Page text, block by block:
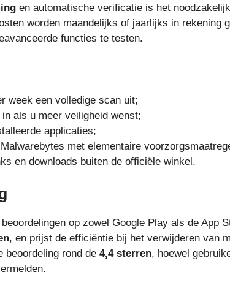
en automatische verificatie is het
worden maandelijks of jaarlijks in rekening
functies te testen.
week een volledige scan uit;
als u meer veiligheid wenst;
applicaties;
met elementaire
en downloads buiten de officiële winkel.
op zowel Google Play als de App
, en prijst de efficiëntie bij het verwijderen van
beoordeling rond de 4,4 sterren, hoewel